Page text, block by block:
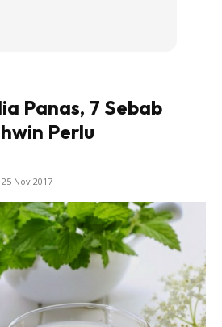
Panas, 7 Sebab
Perlu
25 Nov 2017